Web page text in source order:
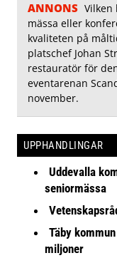
ANNONS Vilken
mässa eller
kvaliteten på
platschef Johan
restauratör för
eventarenan
november.
UPPHANDLINGAR
Uddevalla
seniormässa
Täby
miljoner